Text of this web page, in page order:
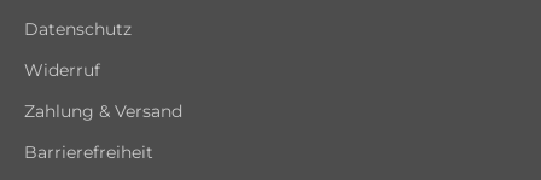
Datenschutz
Widerruf
Zahlung & Versand
Barrierefreiheit